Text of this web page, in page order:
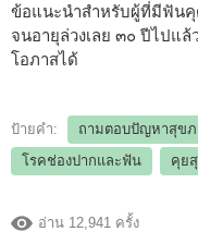
ข้อแนะนำสำหรับผู้ที่มีฟันคุ
จนอายุล่วงเลย ๓๐ ปีไปแ
โอภาสได้
ป้ายคำ: ถามตอบปัญหาสุข
โรคช่องปากและฟัน
คุย
อ่าน 12,941 ครั้ง